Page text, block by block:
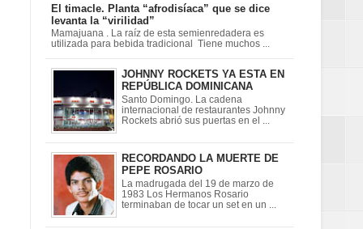
El timacle. Planta “afrodisíaca” que se dice
levanta la “virilidad”
Mamajuana . La raíz de esta semienredadera es
utilizada para bebida tradicional Tiene muchos ...
JOHNNY ROCKETS YA ESTA EN
REPÚBLICA DOMINICANA
Santo Domingo. La cadena
internacional de restaurantes Johnny
Rockets abrió sus puertas en el ...
RECORDANDO LA MUERTE DE
PEPE ROSARIO
La madrugada del 19 de marzo de
1983 Los Hermanos Rosario
terminaban de tocar un set en un ...